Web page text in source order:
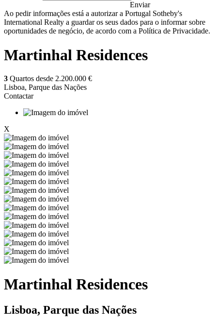
Enviar
Ao pedir informações está a autorizar a Portugal Sotheby's
International Realty a guardar os seus dados para o informar sobre
oportunidades de negócio, de acordo com a Política de Privacidade.
Martinhal Residences
3 Quartos desde 2.200.000 €
Lisboa, Parque das Nações
Contactar
X
Martinhal Residences
Lisboa, Parque das Nações